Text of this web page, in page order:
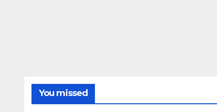
You missed